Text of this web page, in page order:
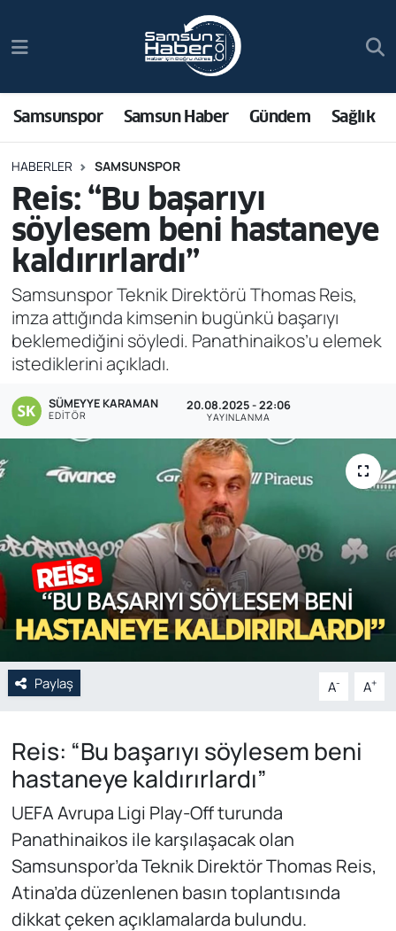
Samsunspor Samsun Haber Gündem Sağlık
HABERLER SAMSUNSPOR
Reis: “Bu başarıyı
söylesem beni hastaneye
kaldırırlardı”
Samsunspor Teknik Direktörü Thomas Reis,
imza attığında kimsenin bugünkü başarıyı
beklemediğini söyledi. Panathinaikos’u elemek
istediklerini açıkladı.
SÜMEYYE KARAMAN
EDITÖR
20.08.2025 - 22:06
YAYINLANMA
Paylaş A- A+
Reis: “Bu başarıyı söylesem beni
hastaneye kaldırırlardı”
UEFA Avrupa Ligi Play-Off turunda
Panathinaikos ile karşılaşacak olan
Samsunspor’da Teknik Direktör Thomas Reis,
Atina’da düzenlenen basın toplantısında
dikkat çeken açıklamalarda bulundu.
Samsun Haber
Sağlık
Asayiş
Bilim ve Teknoloji
Bölge
Dünya
Gündem
POLİTİKA
Siyaset
Web Tv
Yerel
Trafik Durumu
Süper Lig Puan Durumu ve Fikstür
Tüm Manşetler
Son Dakika Haberleri
Haber Arşivi